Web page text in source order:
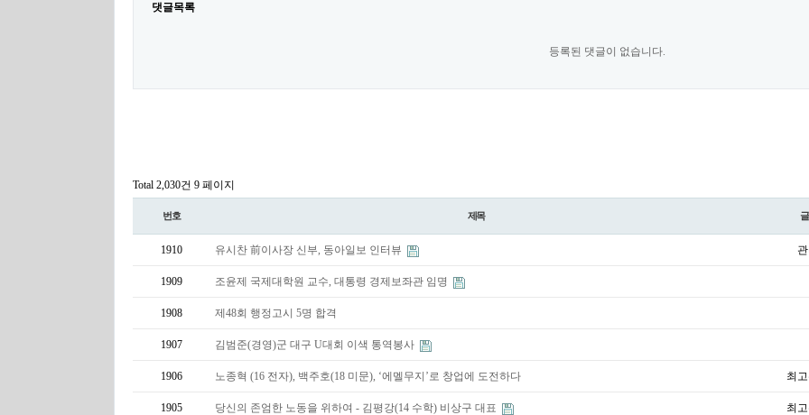
댓글목록
등록된 댓글이 없습니다.
Total 2,030건 9 페이지
번호 제목
1910 유시찬 前이사장 신부, 동아일보 인터뷰
1909 조윤제 국제대학원 교수, 대통령 경제보좌관 임명
1908 제48회 행정고시 5명 합격
1907 김범준(경영)군 대구 U대회 이색 통역봉사
1906 노종혁 (16 전자), 백주호(18 미문), ‘에멜무지’로 창업에 도전하다 최
1905 당신의 존엄한 노동을 위하여 - 김평강(14 수학) 비상구 대표 최